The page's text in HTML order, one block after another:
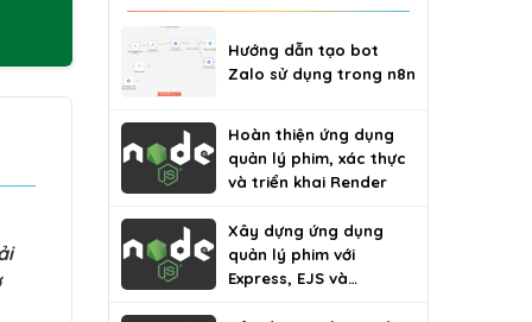
Hướng dẫn tạo bot
Zalo sử dụng trong n8n
Hoàn thiện ứng dụng
quản lý phim, xác thực
và triển khai Render
Xây dựng ứng dụng
quản lý phim với
Express, EJS và